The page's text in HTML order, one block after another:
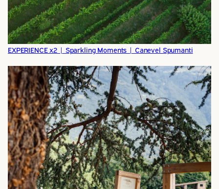
EXPERIENCE x2 | Sparkling Moments | Canevel Spumanti